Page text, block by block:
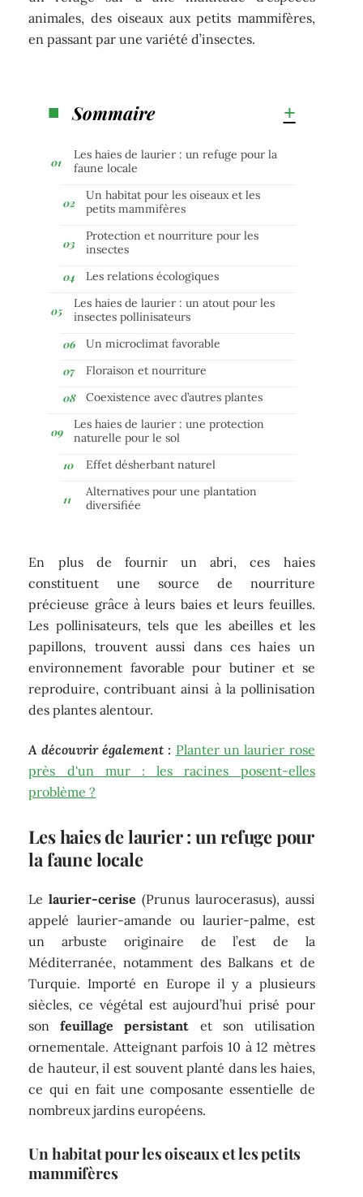
animales, des oiseaux aux petits mammifères,
en passant par une variété d’insectes.
Sommaire
Les haies de laurier : un refuge pour la
faune locale
Un habitat pour les oiseaux et les
petits mammifères
Protection et nourriture pour les
insectes
Les relations écologiques
Les haies de laurier : un atout pour les
insectes pollinisateurs
Un microclimat favorable
Floraison et nourriture
Coexistence avec d’autres plantes
Les haies de laurier : une protection
naturelle pour le sol
Effet désherbant naturel
Alternatives pour une plantation
diversifiée
En plus de fournir un abri, ces haies
constituent une source de nourriture
précieuse grâce à leurs baies et leurs feuilles.
Les pollinisateurs, tels que les abeilles et les
papillons, trouvent aussi dans ces haies un
environnement favorable pour butiner et se
reproduire, contribuant ainsi à la pollinisation
des plantes alentour.
A découvrir également : Planter un laurier rose
près d'un mur : les racines posent-elles
problème ?
Les haies de laurier : un refuge pour
la faune locale
Lelaurier-cerise (Prunus laurocerasus), aussi
appelé laurier-amande ou laurier-palme, est
un arbuste originaire de l’est de la
Méditerranée, notamment des Balkans et de
Turquie. Importé en Europe il y a plusieurs
siècles, ce végétal est aujourd’hui prisé pour
sonfeuillage persistant et son utilisation
ornementale. Atteignant parfois 10 à 12 mètres
de hauteur, il est souvent planté dans les haies,
ce qui en fait une composante essentielle de
nombreux jardins européens.
Un habitat pour les oiseaux et les petits
mammifères